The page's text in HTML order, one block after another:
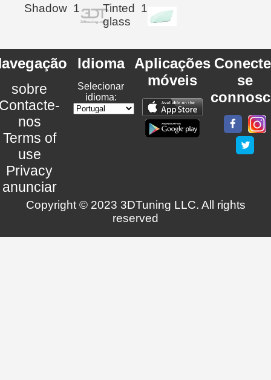
Shadow 1
Tinted
glass
1
sobre
nos
Terms of
use
Privacy
anunciar
Idioma
Selecionar
idioma:
Aplicações
móveis
se
Copyright © 2023 3DTuning LLC. All rights
reserved